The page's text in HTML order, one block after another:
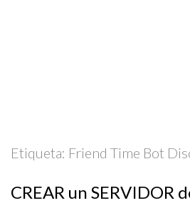
Etiqueta: Friend Time Bot
CREAR un SERVIDOR